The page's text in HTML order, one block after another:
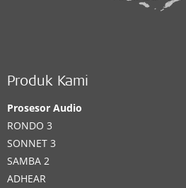
Produk Kami
Prosesor Audio
RONDO 3
SONNET 3
SAMBA 2
ADHEAR